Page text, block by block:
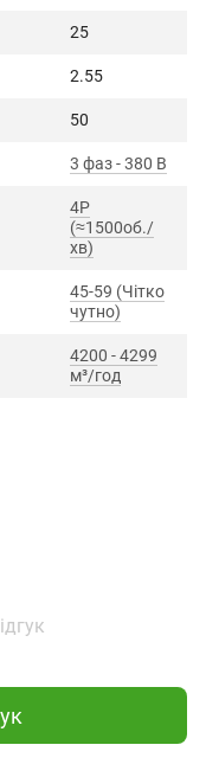
25
2.55
50
3 фаз - 380 В
4P
(≈1500об./
хв)
45-59 (Чітко
чутно)
4200 - 4299
м³/год